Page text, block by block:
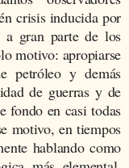
crisis inducida por
gran parte de los
motivo: apropiarse
petróleoy demás
de guerras y de
fondo en casi todas
mo­tivo, en tiempos
hablando como